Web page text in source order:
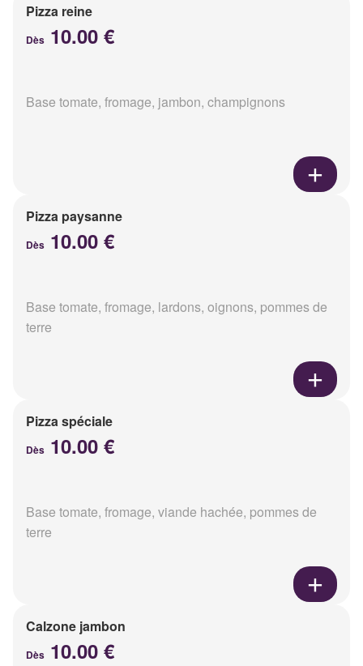
Pizza reine
Dès 10.00 €
Base tomate, fromage, jambon, champignons
Pizza paysanne
Dès 10.00 €
Base tomate, fromage, lardons, oignons, pommes de
terre
Pizza spéciale
Dès 10.00 €
Base tomate, fromage, viande hachée, pommes de
terre
Calzone jambon
Dès 10.00 €